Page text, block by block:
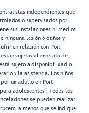
independientes que
o supervisados por
sus instalaciones ni medios
ninguna lesión o daños y
en relación con Port
sujetas al contrato de
sujeto a disponibilidad o
y la asistencia. Los niños
un adulto en Port
adolescentes”. Todos los
se pueden realizar
a menos que se indique